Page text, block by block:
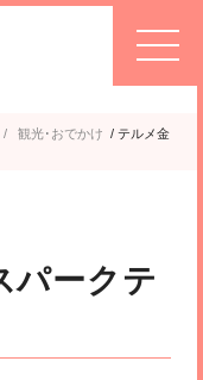
観光･おでかけ / テルメ金
パークテ